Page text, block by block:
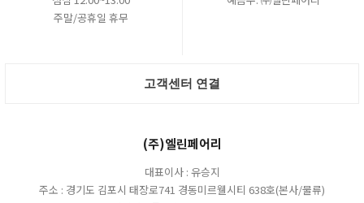
주말/공휴일 휴무
고객센터 연결
(주)엘린페어리
대표이사 : 유승지
주소 : 경기도 김포시 태장로741 경동미르웰시티 638호(본사/물류)